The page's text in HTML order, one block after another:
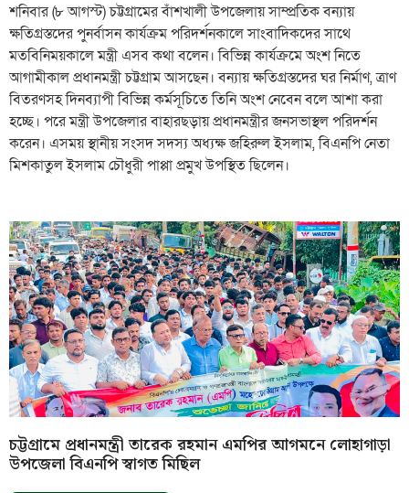
শনিবার (৮ আগস্ট) চট্টগ্রামের বাঁশখালী উপজেলায় সাম্প্রতিক বন্যায়
ক্ষতিগ্রস্তদের পুনর্বাসন কার্যক্রম পরিদর্শনকালে সাংবাদিকদের সাথে
মতবিনিময়কালে মন্ত্রী এসব কথা বলেন। বিভিন্ন কার্যক্রমে অংশ নিতে
আগামীকাল প্রধানমন্ত্রী চট্টগ্রাম আসছেন। বন্যায় ক্ষতিগ্রস্তদের ঘর নির্মাণ, ত্রাণ
বিতরণসহ দিনব্যাপী বিভিন্ন কর্মসূচিতে তিনি অংশ নেবেন বলে আশা করা
হচ্ছে। পরে মন্ত্রী উপজেলার বাহারছড়ায় প্রধানমন্ত্রীর জনসভাস্থল পরিদর্শন
করেন। এসময় স্থানীয় সংসদ সদস্য অধ্যক্ষ জহিরুল ইসলাম, বিএনপি নেতা
মিশকাতুল ইসলাম চৌধুরী পাপ্পা প্রমুখ উপস্থিত ছিলেন।
চট্টগ্রামে প্রধানমন্ত্রী তারেক রহমান এমপির আগমনে লোহাগাড়া
উপজেলা বিএনপি স্বাগত মিছিল